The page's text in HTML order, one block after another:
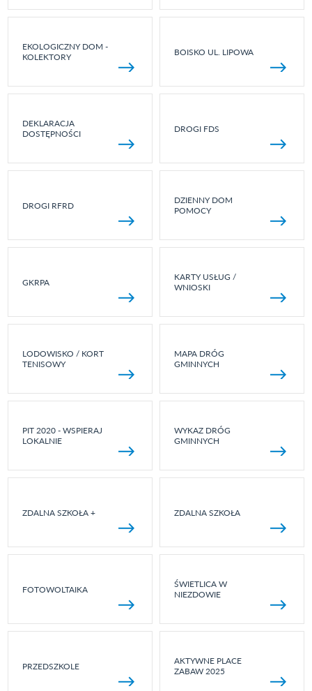
EKOLOGICZNY DOM -
KOLEKTORY
BOISKO UL. LIPOWA
DEKLARACJA
DOSTĘPNOŚCI
DROGI FDS
DROGI RFRD
DZIENNY DOM
POMOCY
GKRPA
KARTY USŁUG /
WNIOSKI
LODOWISKO / KORT
TENISOWY
MAPA DRÓG
GMINNYCH
PIT 2020 - WSPIERAJ
LOKALNIE
WYKAZ DRÓG
GMINNYCH
ZDALNA SZKOŁA + ZDALNA SZKOŁA
FOTOWOLTAIKA
ŚWIETLICA W
NIEZDOWIE
PRZEDSZKOLE
AKTYWNE PLACE
ZABAW 2025